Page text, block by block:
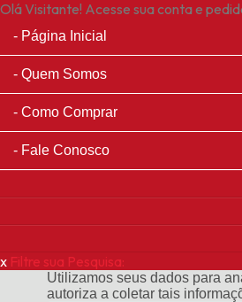
Olá Visitante! Acesse sua conta e
Página Inicial
Quem Somos
Como Comprar
Fale Conosco
x Filtre sua Pesquisa:
Utilizamos seus dados para
autoriza a coletar tais